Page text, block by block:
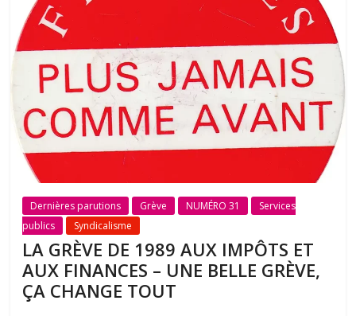
Dernières parutions Grève NUMÉRO 31
Services
publics
Syndicalisme
LA GRÈVE DE 1989 AUX IMPÔTS ET
AUX FINANCES – UNE BELLE GRÈVE,
ÇA CHANGE TOUT